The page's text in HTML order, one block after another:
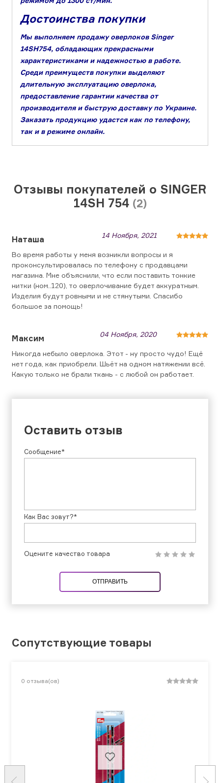
Достоинства покупки
Мы выполняем продажу оверлоков Singer
14SH754, обладающих прекрасными
характеристиками и надежностью в работе.
Среди преимуществ покупки выделяют
длительную эксплуатацию оверлока,
предоставление гарантии качества от
производителя и быструю доставку по Украине.
Заказать продукцию удастся как по телефону,
так и в режиме онлайн.
Отзывы покупателей о SINGER
14SH 754 (2)
Наташа 14 Ноября, 2021
Во время работы у меня возникли вопросы и я
проконсультировалась по телефону с продавцами
магазина. Мне объяснили, что если поставить тонкие
нитки (ном..120), то оверлочивание будет аккуратным.
Изделия будут ровными и не стянутыми. Спасибо
большое за помощь!
Максим 04 Ноября, 2020
Никогда небыло оверлока. Этот - ну просто чудо! Ещё
нет года, как приобрели. Шьёт на одном натяжении всё.
Какую только не брали ткань - с любой он работает.
Оставить отзыв
Сообщение*
Как Вас зовут?*
Оцените качество товара
ОТПРАВИТЬ
Сопутствующие товары
0 отзыва(ов)